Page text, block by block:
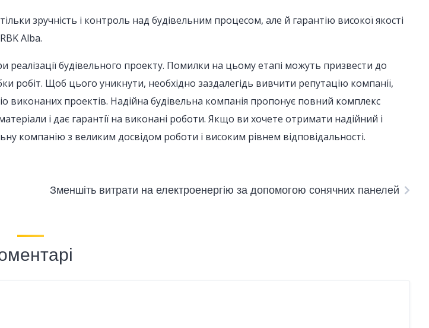
зручність і контроль над будівельним процесом, але й гарантію високої якості
Alba.
реалізації будівельного проекту. Помилки на цьому етапі можуть призвести до
робіт. Щоб цього уникнути, необхідно заздалегідь вивчити репутацію компанії,
виконаних проектів. Надійна будівельна компанія пропонує повний комплекс
і дає гарантії на виконані роботи. Якщо ви хочете отримати надійний і
компанію з великим досвідом роботи і високим рівнем відповідальності.
Зменшіть витрати на електроенергію за допомогою сонячних панелей